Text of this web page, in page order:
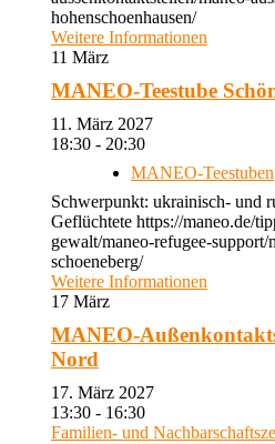
hohenschoenhausen/
Weitere Informationen
11 März
MANEO-Teestube
11. März 2027
18:30 - 20:30
MANEO-Teestuben
Schwerpunkt: ukrainisch- und
Geflüchtete https://maneo.de/
gewalt/maneo-refugee-support/
schoeneberg/
Weitere Informationen
17 März
MANEO-
Nord
17. März 2027
13:30 - 16:30
Familien- und